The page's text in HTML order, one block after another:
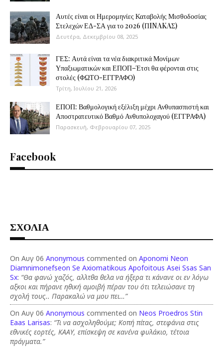
Αυτές είναι οι Ημερομηνίες Καταβολής Μισθοδοσίας
Στελεχών ΕΔ-ΣΑ για το 2026 (ΠINAKAΣ)
Δευτέρα, Δεκεμβρίου 08, 2025
ΓΕΣ: Αυτά είναι τα νέα διακριτικά Μονίμων
Υπαξιωματικών και ΕΠΟΠ–Έτσι θα φέρονται στις
στολές (ΦΩΤΟ-ΕΓΓΡΑΦΟ)
Τρίτη, Ιουλίου 21, 2026
ΕΠΟΠ: Βαθμολογική εξέλιξη μέχρι Ανθυπασπιστή και
Αποστρατευτικό Βαθμό Ανθυπολοχαγού (ΕΓΓΡΑΦΑ)
Παρασκευή, Φεβρουαρίου 07, 2025
Facebook
ΣΧΟΛΙΑ
On Αυγ 06 Anonymous commented on Aponomi Neon
Diamnimonefseon Se Axiomatikous Apofoitous Asei Ssas San
Sx: “Θα φανώ χαζός, αλλτθα θελα να ήξερα τι κάνανε οι εν λόγω
αξκοι και πήρανε ηθική αμοιβή πέραν του ότι τελειώσανε τη
σχολή τους.. Παρακαλώ να μου πει…”
On Αυγ 06 Anonymous commented on Neos Proedros Stin
Eaas Larisas: “Τι να ασχοληθούμε; Κοπή πίτας, στεφάνια στις
εθνικές εορτές, ΚΑΑΥ, επίσκεψη σε κανένα φυλάκιο, τέτοια
πράγματα.”